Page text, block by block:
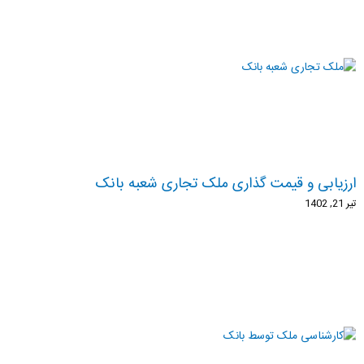
ارزیابی و قیمت گذاری ملک تجاری شعبه بانک
تیر 21, 1402